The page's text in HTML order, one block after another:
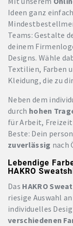
Ideen ganz
Teams: Gestalte
deinem
Designs. Wähle
Textilien, Farben
Kleidung, die zu
Neben dem
durch hohen
für Arbeit,
Beste: Dein
zuverlässig nach
Lebendige
HAKRO
Das HAKRO
riesige Auswahl
individuelles
verschiedenen